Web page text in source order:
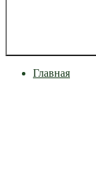
Главная